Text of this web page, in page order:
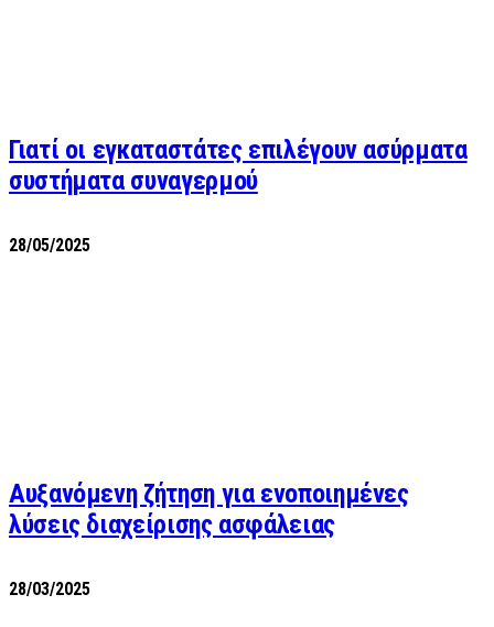
Γιατί οι εγκαταστάτες επιλέγουν ασύρματα
συστήματα συναγερμού
28/05/2025
Αυξανόμενη ζήτηση για ενοποιημένες
λύσεις διαχείρισης ασφάλειας
28/03/2025